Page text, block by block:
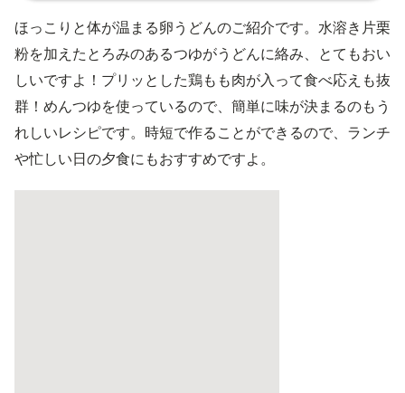
ほっこりと体が温まる卵うどんのご紹介です。水溶き片栗
粉を加えたとろみのあるつゆがうどんに絡み、とてもおい
しいですよ！プリッとした鶏もも肉が入って食べ応えも抜
群！めんつゆを使っているので、簡単に味が決まるのもう
れしいレシピです。時短で作ることができるので、ランチ
や忙しい日の夕食にもおすすめですよ。